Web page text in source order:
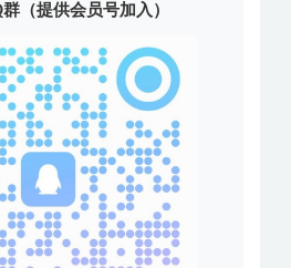
（提供会员号加入）